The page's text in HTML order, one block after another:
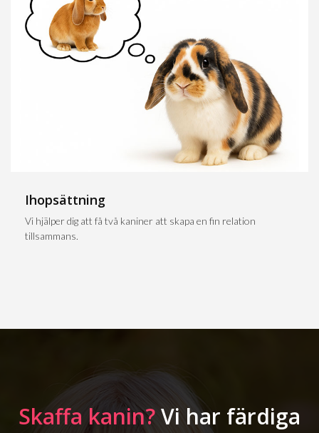
Ihopsättning
Vi hjälper dig att få två kaniner att skapa en fin relation
tillsammans.
Skaffa kanin?Vi har färdiga